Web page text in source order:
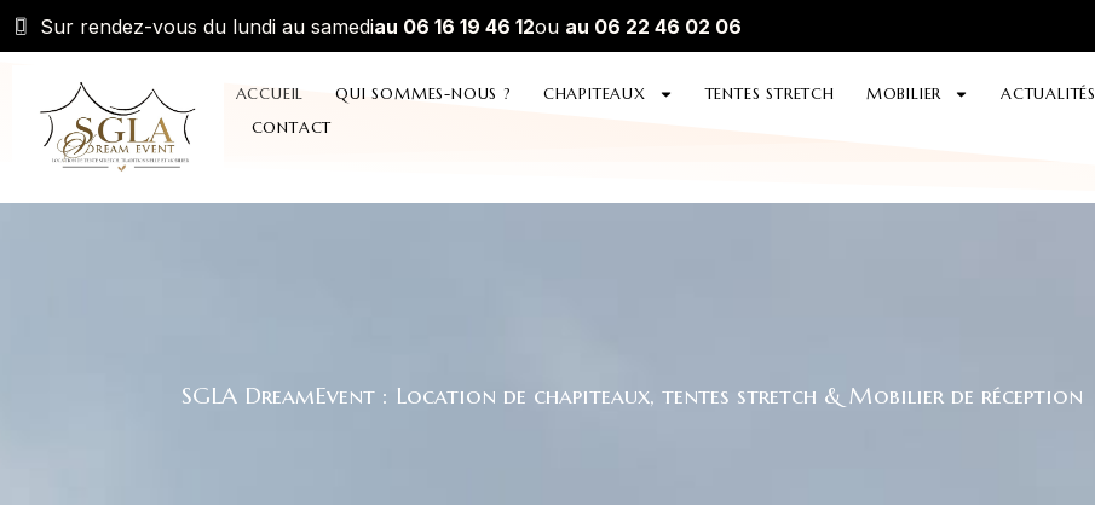
Sur rendez-vous du lundi au samediau 06 16 19 46 12ou au 06 22 46 02 06
ACCUEIL QUI SOMMES-NOUS ? CHAPITEAUX TENTES STRETCH MOBILIER ACTUALITÉS
CONTACT
SGLA DreamEvent : Location de chapiteaux, tentes stretch & Mobilier de réception